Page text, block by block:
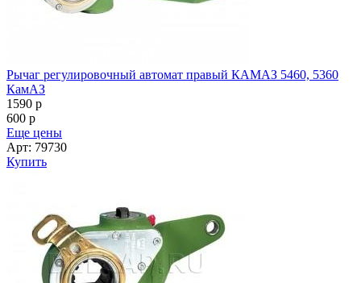
Рычаг регулировочный автомат правый КАМАЗ 5460, 5360
КамАЗ
1590 p
600 p
Еще цены
Арт: 79730
Купить